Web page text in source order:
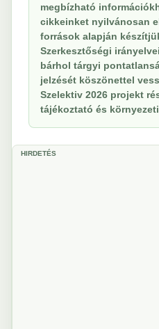
megbízható
cikkeinket nyilvánosan
források alapján
Szerkesztőségi
bárhol tárgyi
jelzését köszönettel
Szelektiv 2026 projekt
tájékoztató és
HIRDETÉS